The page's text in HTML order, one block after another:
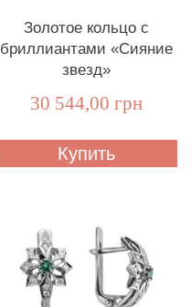
Золотое кольцо с
бриллиантами «Сияние
звезд»
30 544,00 грн
Купить